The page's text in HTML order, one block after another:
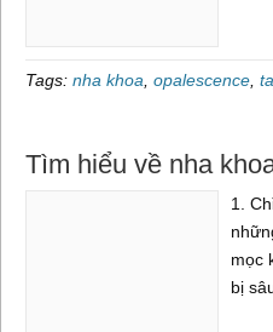
Tags: nha khoa opalescence
Tìm hiểu về nha
1.
mọc
bị